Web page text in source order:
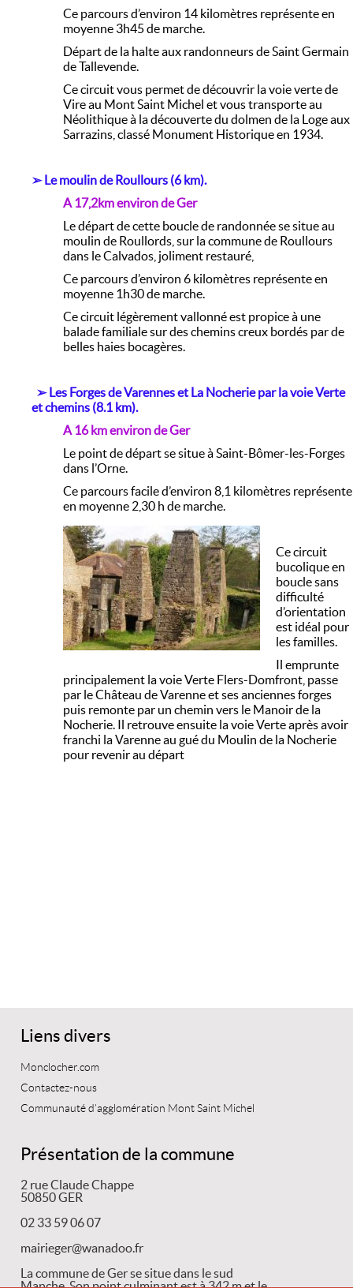
Ce parcours d’environ 14 kilomètres représente en
moyenne 3h45 de marche.
Départ de la halte aux randonneurs de Saint Germain
de Tallevende.
Ce circuit vous permet de découvrir la voie verte de
Vire au Mont Saint Michel et vous transporte au
Néolithique à la découverte du dolmen de la Loge aux
Sarrazins, classé Monument Historique en 1934.
➢ Le moulin de Roullours (6 km).
A 17,2km environ de Ger
Le départ de cette boucle de randonnée se situe au
moulin de Roullords, sur la commune de Roullours
dans le Calvados, joliment restauré,
Ce parcours d’environ 6 kilomètres représente en
moyenne 1h30 de marche.
Ce circuit légèrement vallonné est propice à une
balade familiale sur des chemins creux bordés par de
belles haies bocagères.
➢ Les Forges de Varennes et La Nocherie par la voie Verte
et chemins (8.1 km).
A 16 km environ de Ger
Le point de départ se situe à Saint-Bômer-les-Forges
dans l’Orne.
Ce parcours facile d’environ 8,1 kilomètres représente
en moyenne 2,30 h de marche.
Ce circuit
bucolique en
boucle sans
difficulté
d’orientation
est idéal pour
les familles.
Il emprunte
principalement la voie Verte Flers-Domfront, passe
par le Château de Varenne et ses anciennes forges
puis remonte par un chemin vers le Manoir de la
Nocherie. Il retrouve ensuite la voie Verte après avoir
franchi la Varenne au gué du Moulin de la Nocherie
pour revenir au départ
Liens divers
Monclocher.com
Contactez-nous
Communauté d’agglomération Mont Saint Michel
Présentation de la commune
2 rue Claude Chappe
50850 GER
02 33 59 06 07
mairieger@wanadoo.fr
La commune de Ger se situe dans le sud